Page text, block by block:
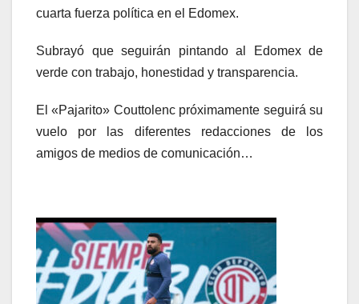
cuarta fuerza política en el Edomex.
Subrayó que seguirán pintando al Edomex de
verde con trabajo, honestidad y transparencia.
El «Pajarito» Couttolenc próximamente seguirá su
vuelo por las diferentes redacciones de los
amigos de medios de comunicación…